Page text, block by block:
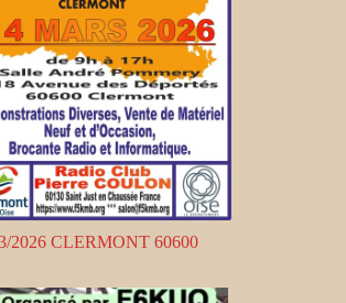
2026 CLERMONT 60600